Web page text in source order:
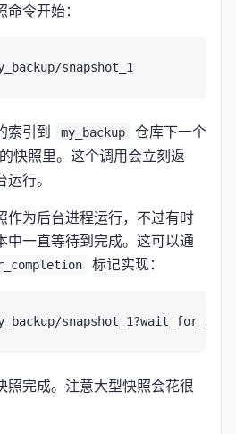
令开始：
索引到 my_backup
仓库下一个
的快照里。这个调用会立刻返
行。
作为后台进程运行，不过有时
中一直等待到完成。这可以通
标记实现：
照完成。注意大型快照会花很